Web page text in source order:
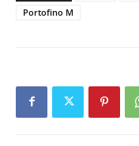
Portofino M